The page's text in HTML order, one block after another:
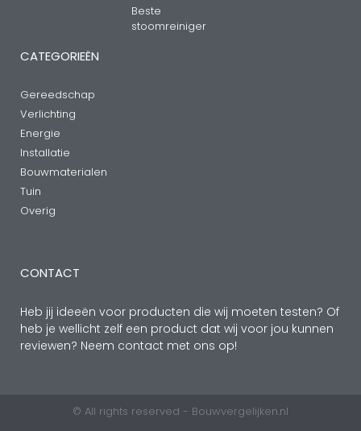
Beste
stoomreiniger
CATEGORIEËN
Gereedschap
Verlichting
Energie
Installatie
Bouwmaterialen
Tuin
Overig
CONTACT
Heb jij ideeën voor producten die wij moeten testen? Of
heb je wellicht zelf een product dat wij voor jou kunnen
reviewen? Neem contact met ons op!
© All rights reserved - Bouwvergelijken.nl